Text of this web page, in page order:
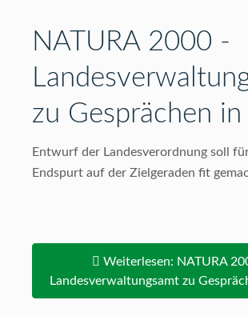
NATURA 2000 -
zu Gesprächen in
Entwurf der Landesverordnung soll
Endspurt auf der Zielgeraden fit
Weiterlesen: NATURA
Landesverwaltungsamt zu